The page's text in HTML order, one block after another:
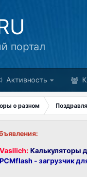
портал
Активность
о разном
Калькуляторы
PCMflash - загрузчик